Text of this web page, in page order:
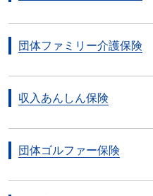
団体ファミリー介護保険
収入あんしん保険
団体ゴルファー保険